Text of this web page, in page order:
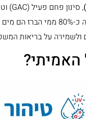
להרחיק מזהמים, כימיקלים, אבנית וחיידקים
ולשמירה על בריאות
האמיתי?